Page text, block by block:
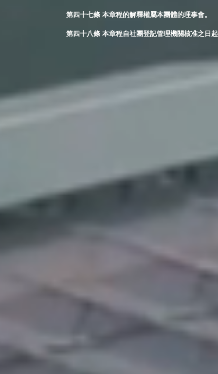
第四十七條 本章程的解釋權屬本團體的理事會。
第四十八條 本章程自社團登記管理機關核准之日